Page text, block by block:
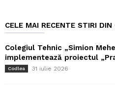
CELE MAI RECENTE STIRI DIN
Colegiul Tehnic „Simion
implementează proiectul
Codlea 31 iulie 2026